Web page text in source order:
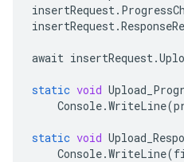
insertRequest.
insertRequest.
await insertRequest.
static void
Console.WriteLine(
static void
Console.WriteLine(